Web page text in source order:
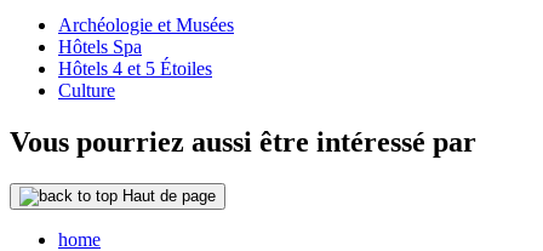
Archéologie et Musées
Hôtels Spa
Hôtels 4 et 5 Étoiles
Culture
Vous pourriez aussi être intéressé par
Haut de page
home